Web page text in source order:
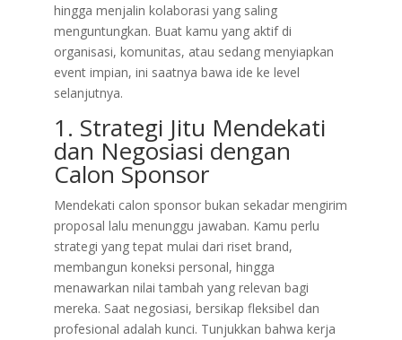
hingga menjalin kolaborasi yang saling
menguntungkan. Buat kamu yang aktif di
organisasi, komunitas, atau sedang menyiapkan
event impian, ini saatnya bawa ide ke level
selanjutnya.
1. Strategi Jitu Mendekati
dan Negosiasi dengan
Calon Sponsor
Mendekati calon sponsor bukan sekadar mengirim
proposal lalu menunggu jawaban. Kamu perlu
strategi yang tepat mulai dari riset brand,
membangun koneksi personal, hingga
menawarkan nilai tambah yang relevan bagi
mereka. Saat negosiasi, bersikap fleksibel dan
profesional adalah kunci. Tunjukkan bahwa kerja